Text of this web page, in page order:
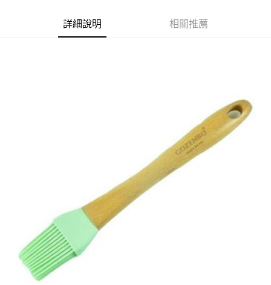
AFTEE先享後付是「在收到商品之後才付款」的支付方式。 讓您購物簡單
１．簡單：不需註冊會員、不需綁卡、不需儲值。
２．便利：只要手機號碼，簡訊認證，即可結帳。
３．安心：先確認商品／服務後，再付款。
【「AFTEE先享後付」結帳流程】
１．於結帳方式選擇「AFTEE先享後付」後，將跳轉至「AFTEE先享後付」
結帳頁面，進行簡訊認證並確認金額後，即可完成結帳。
２．訂單成立數日內，您將收到繳費通知簡訊。
３．收到繳費通知簡訊後14天內，點擊此簡訊中的連結，可透過四大超商／
ATM／網路銀行／等多元方式進行付款，方視為交易完成。
※ 請注意：結帳手續完成當下不需立刻繳費，但若您需要取消訂單，請聯絡
購買商品的店家。未經商家同意取消之訂單仍視為有效，需透過AFTEE先享
每筆NT$60，滿NT$599(含以上)免運費
付款後全家取貨
每筆NT$60，滿NT$599(含以上)免運費
7-11取貨付款
每筆NT$60，滿NT$599(含以上)免運費
詳細說明 相關推薦